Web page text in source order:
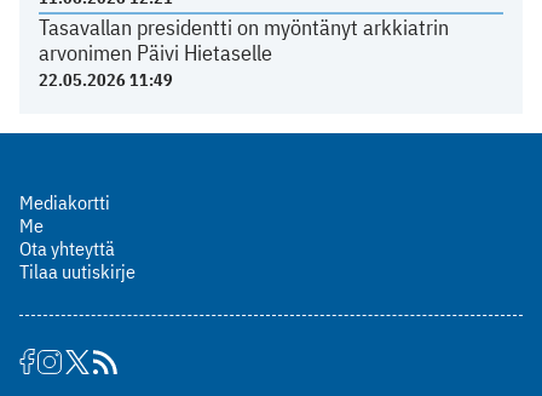
Tasavallan presidentti on myöntänyt arkkiatrin
arvonimen Päivi Hietaselle
22.05.2026 11:49
Mediakortti
Me
Ota yhteyttä
Tilaa uutiskirje